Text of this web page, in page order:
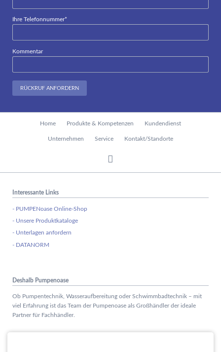
Pflichtfeld
Ihre Telefonnummer*
Kommentar
RÜCKRUF ANFORDERN
Home Produkte & Kompetenzen Kundendienst
Unternehmen Service Kontakt/Standorte
Interessante Links
- PUMPENoase Online-Shop
- Unsere Produktkataloge
- Unterlagen anfordern
- DATANORM
Deshalb Pumpenoase
Ob Pumpentechnik, Wasseraufbereitung oder Schwimmbadtechnik – mit
viel Erfahrung ist das Team der Pumpenoase als Großhändler der ideale
Partner für Fachhändler.